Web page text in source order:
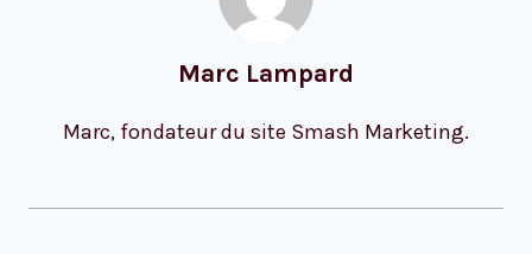
Marc Lampard
Marc, fondateur du site Smash Marketing.